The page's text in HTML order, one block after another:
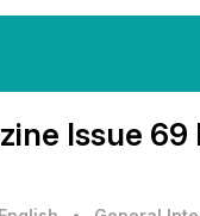
Issue 69